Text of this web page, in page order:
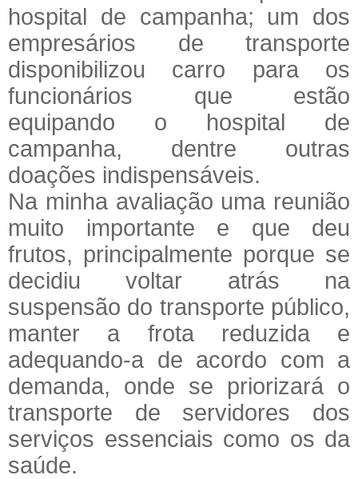
hospital de campanha; um dos
empresários de transporte
disponibilizou carro para os
funcionários que estão
equipando o hospital de
campanha, dentre outras
doações indispensáveis.
Na minha avaliação uma reunião
muito importante e que deu
frutos, principalmente porque se
decidiu voltar atrás na
suspensão do transporte público,
manter a frota reduzida e
adequando-a de acordo com a
demanda, onde se priorizará o
transporte de servidores dos
serviços essenciais como os da
saúde.